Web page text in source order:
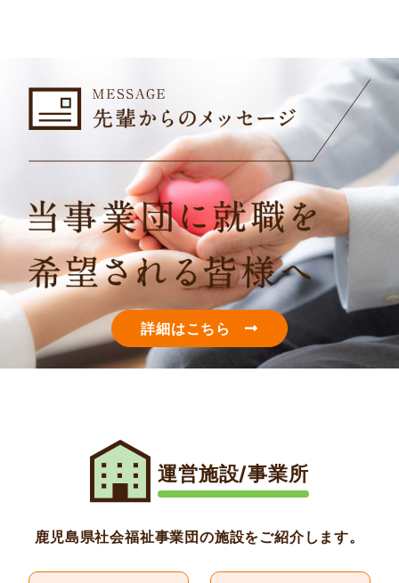
詳細はこちら
運営施設/事業所
鹿児島県社会福祉事業団の施設をご紹介します。